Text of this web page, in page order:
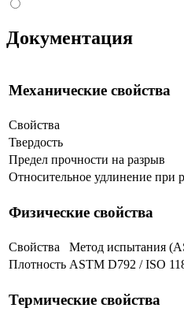
Документация
Механические свойства
Свойства
Твердость
Предел прочности на разрыв
Относительное удлинение при
Физические свойства
Свойства Метод испытания
Плотность ASTM D792 / ISO
Термические свойства